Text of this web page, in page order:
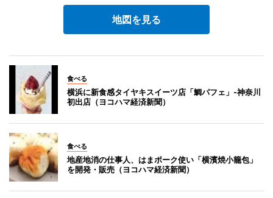
地図を見る
食べる
横浜に新食感タイヤキスイーツ店「鯛パフェ」-神奈川
初出店（ヨコハマ経済新聞）
食べる
地産地消の仕事人、はまポーク使い「横濱焼小籠包」
を開発・販売（ヨコハマ経済新聞）